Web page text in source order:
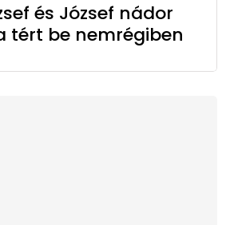
és József nádor
tért be nemrégiben